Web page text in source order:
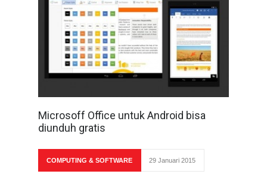
Microsoff Office untuk Android bisa
diunduh gratis
COMPUTING & SOFTWARE 29 Januari 2015